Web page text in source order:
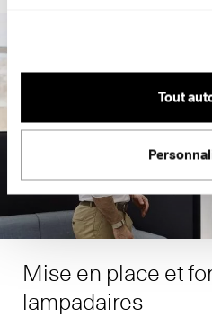
Tout
Mise en place et
lampadaires